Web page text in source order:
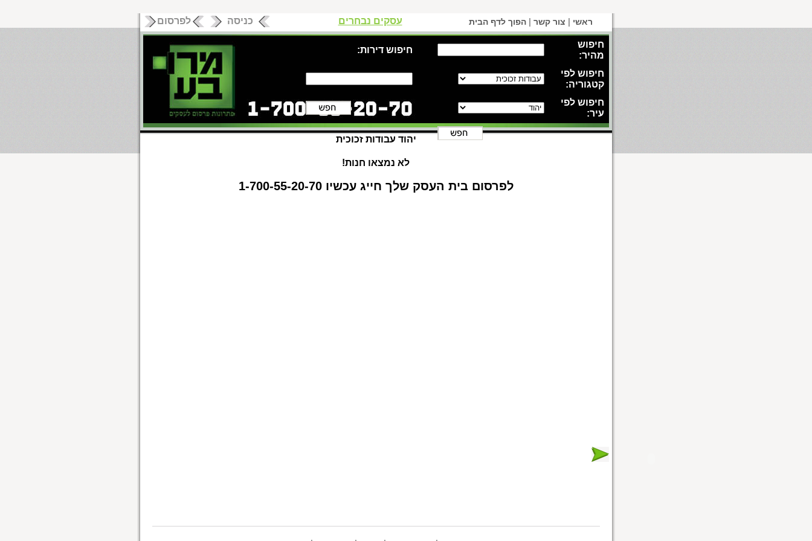
ראשי | צור קשר | הפוך לדף הבית לפרסום כניסה עסקים נבחרים
חיפוש
מהיר:
חיפוש דירות:
חיפוש לפי
קטגוריה:
חיפוש לפי
עיר:
יהוד עבודות זכוכית
לא נמצאו חנות!
לפרסום בית העסק שלך חייג עכשיו 1-700-55-20-70